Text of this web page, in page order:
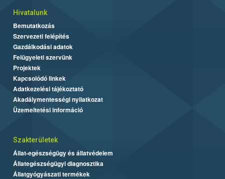
Hivatalunk
Bemutatkozás
Szervezeti felépítés
Gazdálkodási adatok
Felügyeleti szervünk
Projektek
Kapcsolódó linkek
Adatkezelési tájékoztató
Akadálymentességi nyilatkozat
Üzemeltetési információ
Szakterületek
Állat-egészségügy és állatvédelem
Állategészségügyi diagnosztika
Állatgyógyászati termékek